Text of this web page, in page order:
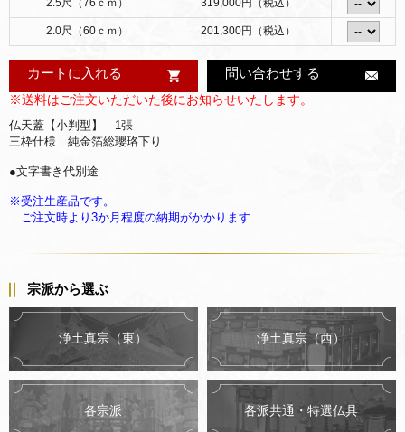
2.5尺（76ｃｍ） 319,000円（税込）
2.0尺（60ｃｍ） 201,300円（税込）
カートに入れる 問い合わせする
※送料はご注文いただいた後にお知らせいたします。
仏天蓋【小判型】 1張
三枠仕様 純金箔総瓔珞下り
●文字書き代別途
※受注生産品です。
ご注文時より3か月程度の納期がかかります
宗派から選ぶ
浄土真宗（東） 浄土真宗（西）
各宗派 各派共通・特選仏具